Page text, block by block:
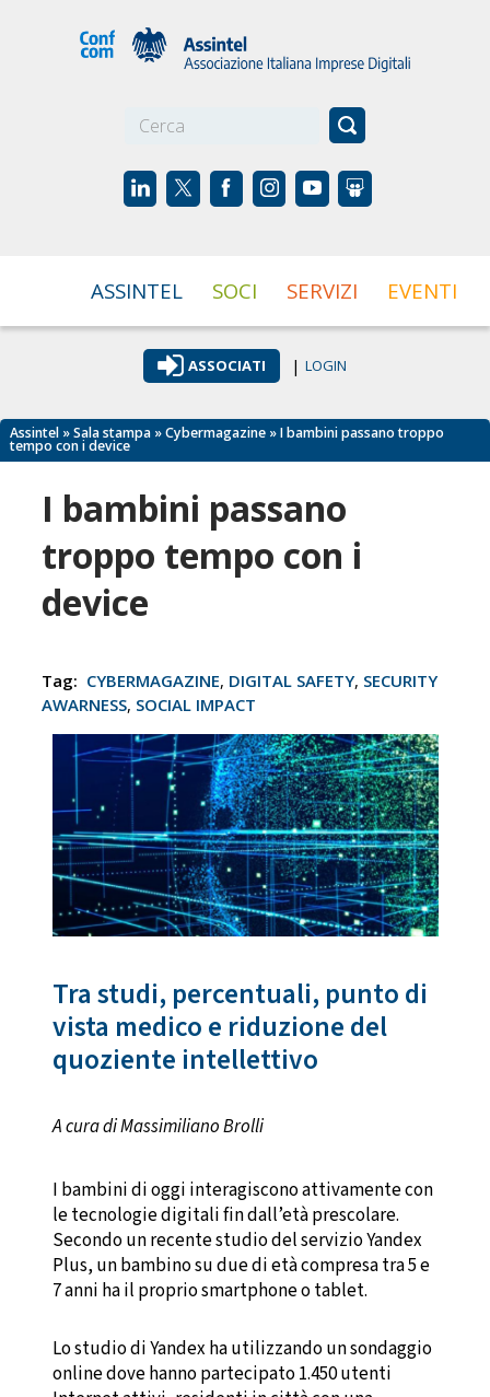
ASSINTEL SOCI SERVIZI EVENTI
ASSOCIATI | LOGIN
Assintel »Sala stampa »Cybermagazine » I bambini passano troppo
tempo con i device
I bambini passano
troppo tempo con i
device
Tag: CYBERMAGAZINE, DIGITAL SAFETY, SECURITY
AWARNESS, SOCIAL IMPACT
Tra studi, percentuali, punto di
vista medico e riduzione del
quoziente intellettivo
A cura di Massimiliano Brolli
I bambini di oggi interagiscono attivamente con
le tecnologie digitali fin dall’età prescolare.
Secondo un recente studio del servizio Yandex
Plus, un bambino su due di età compresa tra 5 e
7 anni ha il proprio smartphone o tablet.
Lo studio di Yandex ha utilizzando un sondaggio
online dove hanno partecipato 1.450 utenti